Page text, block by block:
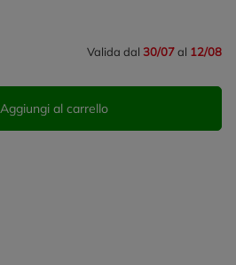
Valida dal 30/07al 12/08
Aggiungi al carrello